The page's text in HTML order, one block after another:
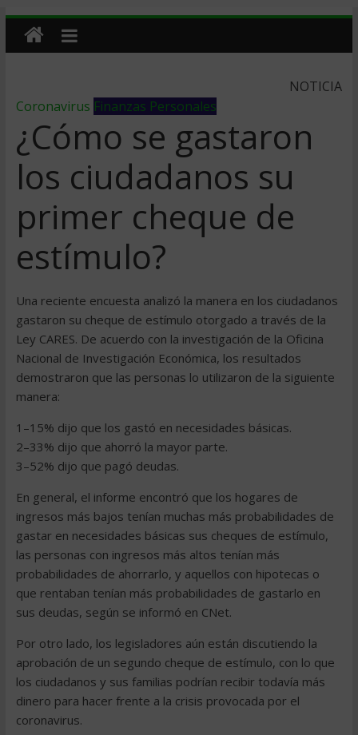
NOTICIA
Coronavirus Finanzas Personales
¿Cómo se gastaron
los ciudadanos su
primer cheque de
estímulo?
Una reciente encuesta analizó la manera en los ciudadanos
gastaron su cheque de estímulo otorgado a través de la
Ley CARES. De acuerdo con la investigación de la Oficina
Nacional de Investigación Económica, los resultados
demostraron que las personas lo utilizaron de la siguiente
manera:
1–15% dijo que los gastó en necesidades básicas.
2–33% dijo que ahorró la mayor parte.
3–52% dijo que pagó deudas.
En general, el informe encontró que los hogares de
ingresos más bajos tenían muchas más probabilidades de
gastar en necesidades básicas sus cheques de estímulo,
las personas con ingresos más altos tenían más
probabilidades de ahorrarlo, y aquellos con hipotecas o
que rentaban tenían más probabilidades de gastarlo en
sus deudas, según se informó en CNet.
Por otro lado, los legisladores aún están discutiendo la
aprobación de un segundo cheque de estímulo, con lo que
los ciudadanos y sus familias podrían recibir todavía más
dinero para hacer frente a la crisis provocada por el
coronavirus.